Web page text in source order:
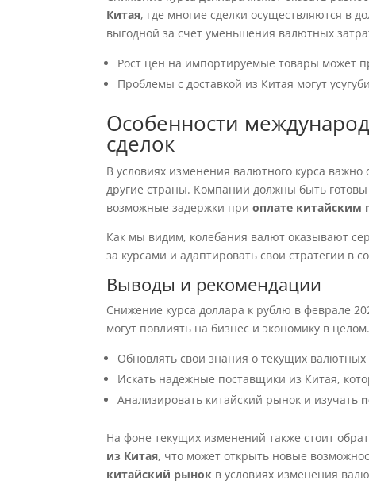
Китая, где многие сделки осуществляются в
выгодной за счет уменьшения валютных
Рост цен на импортируемые товары может
Проблемы с доставкой из Китая могут
Особенности
сделок
В условиях изменения валютного курса
другие страны. Компании должны быть
возможные задержки приоплате китайским
Как мы видим, колебания валют оказывают
за курсами и адаптировать свои стратегии в
Выводы и рекомендации
Снижение курса доллара к рублю в феврале
могут повлиять на бизнес и экономику в
Обновлять свои знания о текущих валютных
Искать надежные поставщики из Китая,
Анализировать китайский рынок и изучать
На фоне текущих изменений также стоит
из Китая, что может открыть новые
китайский рынок в условиях изменения